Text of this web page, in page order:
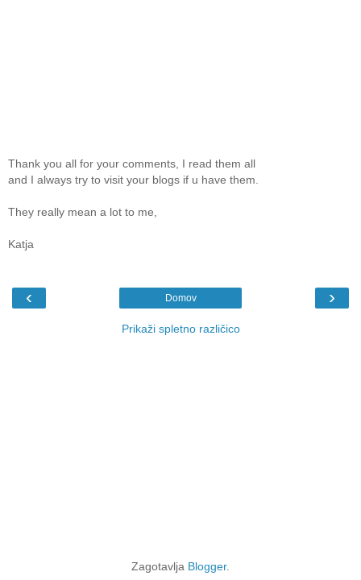
Thank you all for your comments, I read them all
and I always try to visit your blogs if u have them.
They really mean a lot to me,
Katja
‹ ›
Domov
Prikaži spletno različico
Zagotavlja Blogger.